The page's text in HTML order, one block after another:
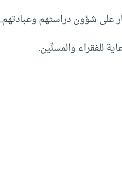
على شؤون دراستهم وعبادتهم.
للفقراء والمسنِّين.